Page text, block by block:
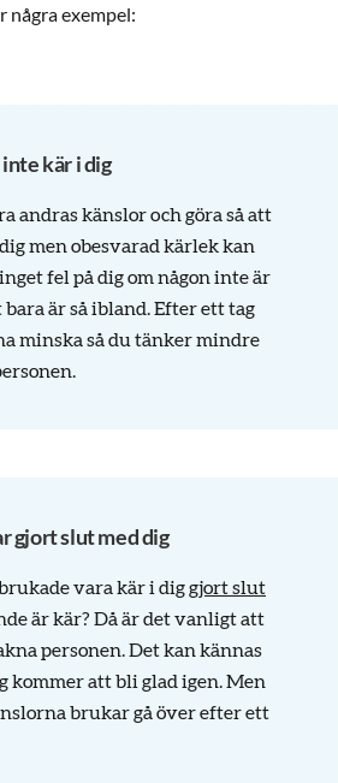
några exempel:
kär i dig
andras känslor och göra så att
men obesvarad kärlek kan
fel på dig om någon inte är
är så ibland. Efter ett tag
minska så du tänker mindre
gjort slut med dig
vara kär i diggjort slut
är kär? Då är det vanligt att
personen. Det kan kännas
kommer att bli glad igen. Men
brukar gå över efter ett